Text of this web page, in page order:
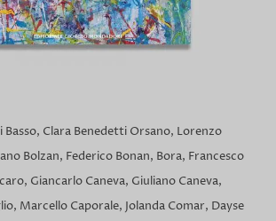
Basso, Clara Benedetti Orsano, Lorenzo
Bolzan, Federico Bonan, Bora, Francesco
Giancarlo Caneva, Giuliano Caneva,
Marcello Caporale, Jolanda Comar, Dayse